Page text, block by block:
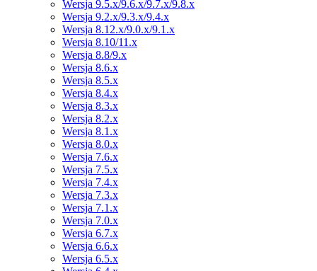
Wersja 9.5.x/9.6.x/9.7.x/9.8.x
Wersja 9.2.x/9.3.x/9.4.x
Wersja 8.12.x/9.0.x/9.1.x
Wersja 8.10/11.x
Wersja 8.8/9.x
Wersja 8.6.x
Wersja 8.5.x
Wersja 8.4.x
Wersja 8.3.x
Wersja 8.2.x
Wersja 8.1.x
Wersja 8.0.x
Wersja 7.6.x
Wersja 7.5.x
Wersja 7.4.x
Wersja 7.3.x
Wersja 7.1.x
Wersja 7.0.x
Wersja 6.7.x
Wersja 6.6.x
Wersja 6.5.x